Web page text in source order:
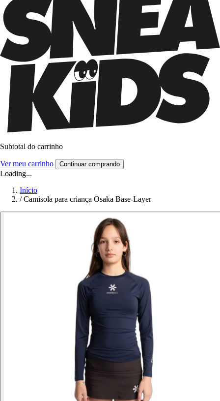
Subtotal do carrinho
Ver meu carrinho Continuar comprando
Loading...
Início
/ Camisola para criança Osaka Base-Layer